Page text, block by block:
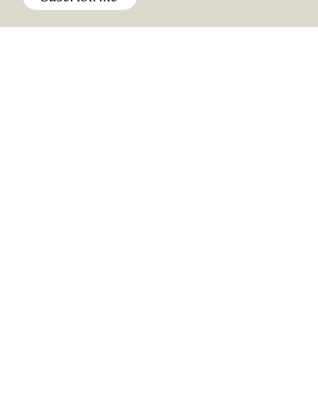
Anúnciate con nosotros
hola@travesiasmedia.com